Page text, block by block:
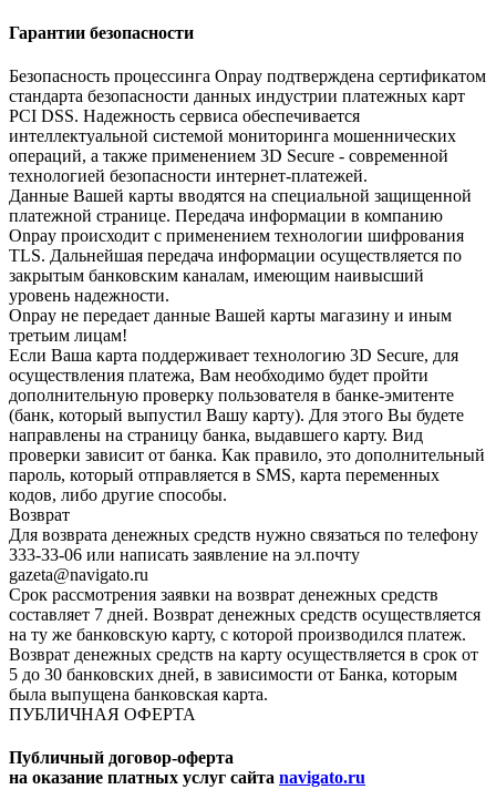
Гарантии безопасности
Безопасность процессинга Onpay подтверждена сертификатом
стандарта безопасности данных индустрии платежных карт
PCI DSS. Надежность сервиса обеспечивается
интеллектуальной системой мониторинга мошеннических
операций, а также применением 3D Secure - современной
технологией безопасности интернет-платежей.
Данные Вашей карты вводятся на специальной защищенной
платежной странице. Передача информации в компанию
Onpay происходит с применением технологии шифрования
TLS. Дальнейшая передача информации осуществляется по
закрытым банковским каналам, имеющим наивысший
уровень надежности.
Onpay не передает данные Вашей карты магазину и иным
третьим лицам!
Если Ваша карта поддерживает технологию 3D Secure, для
осуществления платежа, Вам необходимо будет пройти
дополнительную проверку пользователя в банке-эмитенте
(банк, который выпустил Вашу карту). Для этого Вы будете
направлены на страницу банка, выдавшего карту. Вид
проверки зависит от банка. Как правило, это дополнительный
пароль, который отправляется в SMS, карта переменных
кодов, либо другие способы.
Возврат
Для возврата денежных средств нужно связаться по телефону
333-33-06 или написать заявление на эл.почту
gazeta@navigato.ru
Срок рассмотрения заявки на возврат денежных средств
составляет 7 дней. Возврат денежных средств осуществляется
на ту же банковскую карту, с которой производился платеж.
Возврат денежных средств на карту осуществляется в срок от
5 до 30 банковских дней, в зависимости от Банка, которым
была выпущена банковская карта.
ПУБЛИЧНАЯ ОФЕРТА
Публичный договор-оферта
на оказание платных услуг сайта navigato.ru